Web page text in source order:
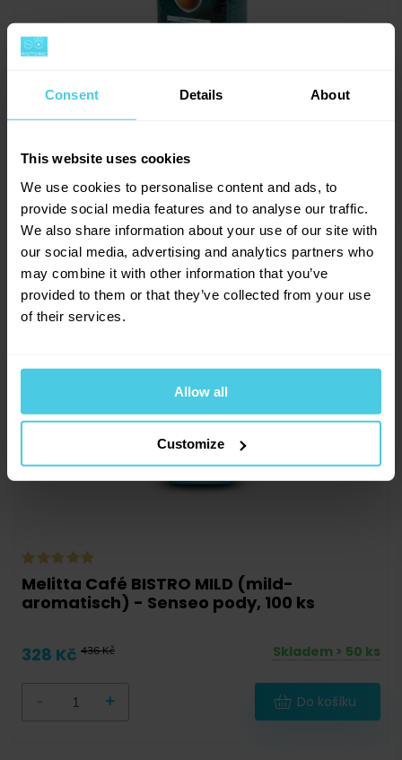
Consent Details About
This website uses cookies
We use cookies to personalise content and ads, to
provide social media features and to analyse our traffic.
We also share information about your use of our site with
our social media, advertising and analytics partners who
may combine it with other information that you’ve
provided to them or that they’ve collected from your use
of their services.
Allow all
Customize
Segafredo Zanetti Selezione Arabica -
425 Kč 565 Kč Skladem > 50 ks
- + Do košíku
-25 %
Melitta Café BISTRO MILD (mild-
aromatisch) - Senseo pody, 100 ks
328 Kč 436 Kč Skladem > 50 ks
+ Do košíku